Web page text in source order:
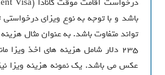
باشد و با توجه به نوع ویزای
تواند متفاوت باشد. به عنوان مثال هزینه
۲۳۵ دلار شامل هزینه های اخذ
عکس می باشد. یک نمونه هزینه ویزا